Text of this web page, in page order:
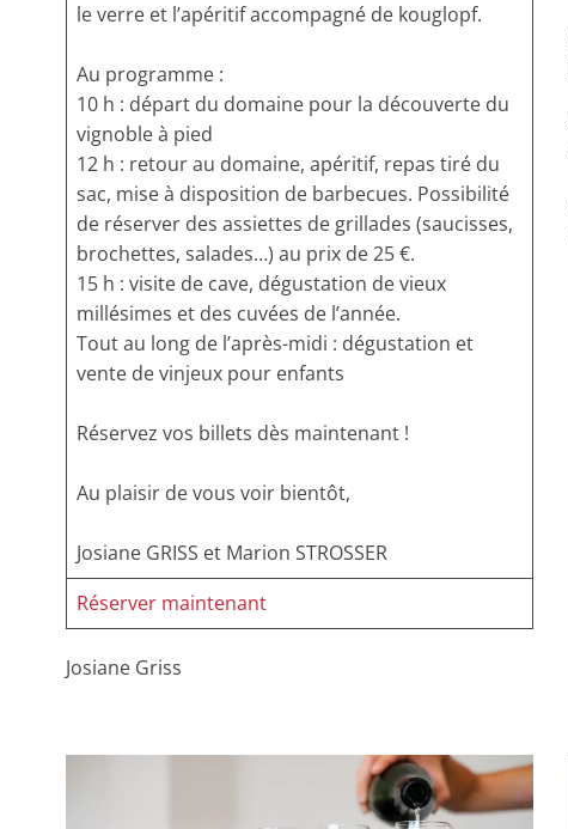
le verre et l’apéritif accompagné de kouglopf.
Au programme :
10 h : départ du domaine pour la découverte du
vignoble à pied
12 h : retour au domaine, apéritif, repas tiré du
sac, mise à disposition de barbecues. Possibilité
de réserver des assiettes de grillades (saucisses,
brochettes, salades…) au prix de 25 €.
15 h : visite de cave, dégustation de vieux
millésimes et des cuvées de l’année.
Tout au long de l’après-midi : dégustation et
vente de vinjeux pour enfants
Réservez vos billets dès maintenant !
Au plaisir de vous voir bientôt,
Josiane GRISS et Marion STROSSER
Réserver maintenant
Josiane Griss